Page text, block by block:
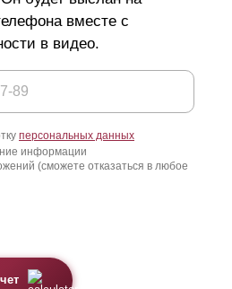
вместе с
в видео.
персональных данных
информации
(сможете отказаться в любое